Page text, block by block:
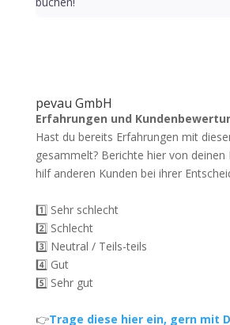
pevau GmbH
Erfahrungen und
Hast du bereits Erfahrungen mit
gesammelt? Berichte hier von deinen
hilf anderen Kunden bei ihrer
1️⃣ Sehr schlecht
2️⃣ Schlecht
3️⃣ Neutral / Teils-teils
4️⃣ Gut
5️⃣ Sehr gut
👉Trage diese hier ein, gern mit